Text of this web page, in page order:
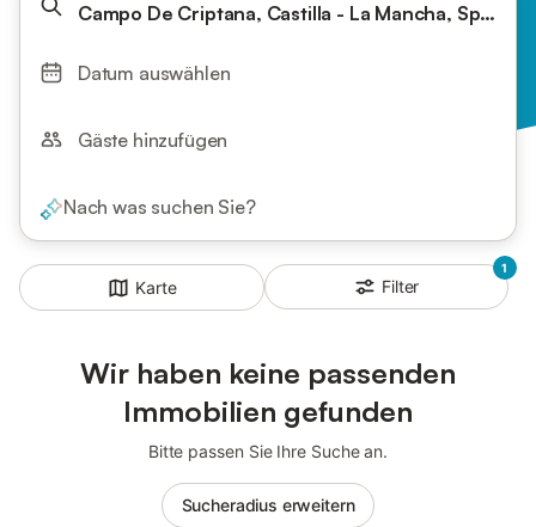
Campo De Criptana, Castilla - La Mancha, Spanien
Datum auswählen
Gäste hinzufügen
Nach was suchen Sie?
Karte
1
Filter
Wir haben keine passenden
Immobilien gefunden
Bitte passen Sie Ihre Suche an.
Sucheradius erweitern